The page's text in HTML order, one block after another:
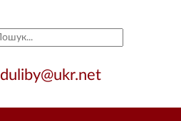
duliby@ukr.net